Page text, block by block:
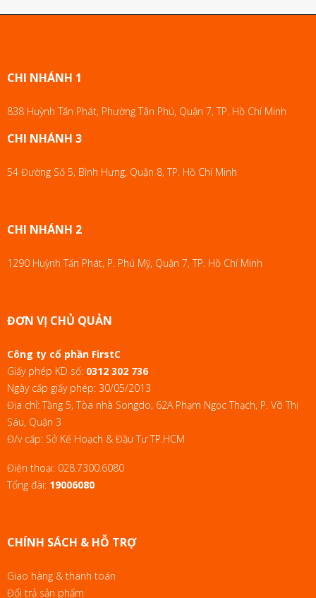
CHI NHÁNH 1
838 Huỳnh Tấn Phát, Phường Tân Phú, Quận 7, TP. Hồ Chí Minh
CHI NHÁNH 3
54 Đường Số 5, Bình Hưng, Quận 8, TP. Hồ Chí Minh
CHI NHÁNH 2
1290 Huỳnh Tấn Phát, P. Phú Mỹ, Quận 7, TP. Hồ Chí Minh
ĐƠN VỊ CHỦ QUẢN
Công ty cổ phần FirstC
Giấy phép KD số: 0312 302 736
Ngày cấp giấy phép: 30/05/2013
Địa chỉ: Tầng 5, Tòa nhà Songdo, 62A Phạm Ngọc Thạch, P. Võ Thị
Sáu, Quận 3
Đ/v cấp: Sở Kế Hoạch & Đầu Tư TP.HCM
Điện thoại: 028.7300.6080
Tổng đài: 19006080
CHÍNH SÁCH & HỖ TRỢ
Giao hàng & thanh toán
Đổi trả sản phẩm